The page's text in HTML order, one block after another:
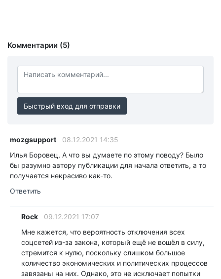
Комментарии (5)
Быстрый вход для отправки
mozgsupport
08.12.2021 14:35
Илья Боровец, А что вы думаете по этому поводу? Было
бы разумно автору публикации для начала ответить, а то
получается некрасиво как-то.
Ответить
Rock
09.12.2021 17:07
Мне кажется, что вероятность отключения всех
соцсетей из-за закона, который ещё не вошёл в силу,
стремится к нулю, поскольку слишком большое
количество экономических и политических процессов
завязаны на них. Однако, это не исключает попытки